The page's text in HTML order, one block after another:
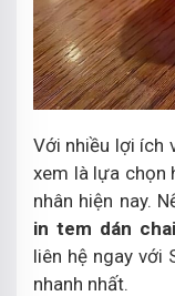
Với nhiều lợi ích
xem là lựa chọn
nhân hiện nay.
in tem dán
liên hệ ngay với
nhanh nhất.